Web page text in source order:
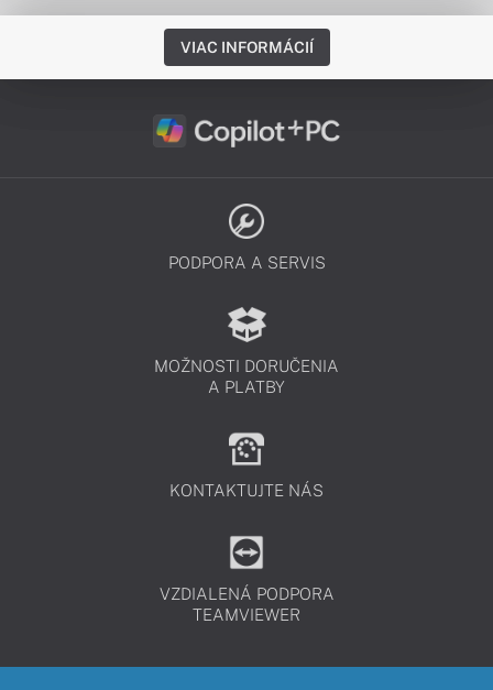
VIAC INFORMÁCIÍ
PODPORA A SERVIS
MOŽNOSTI DORUČENIA
A PLATBY
KONTAKTUJTE NÁS
VZDIALENÁ PODPORA
TEAMVIEWER